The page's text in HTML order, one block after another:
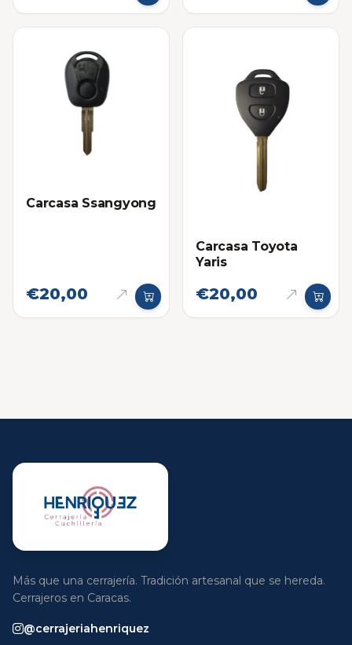
Carcasa Ssangyong
€20,00
Carcasa Toyota
Yaris
€20,00
Más que una cerrajería. Tradición artesanal que se hereda.
Cerrajeros en Caracas.
@cerrajeriahenriquez